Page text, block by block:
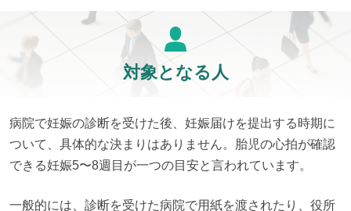
対象となる人
病院で妊娠の診断を受けた後、妊娠届けを提出する時期に
ついて、具体的な決まりはありません。胎児の心拍が確認
できる妊娠5〜8週目が一つの目安と言われています。
一般的には、診断を受けた病院で用紙を渡されたり、役所